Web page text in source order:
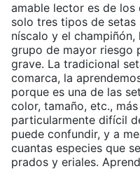
amable lector es de los
solo tres tipos de setas
níscalo y el champiñón,
grupo de mayor riesgo
grave. La tradicional
comarca, la
porque es una de las
color, tamaño, etc.,
particularmente difícil
puede confundir, y a
cuantas especies que
prados y eriales.